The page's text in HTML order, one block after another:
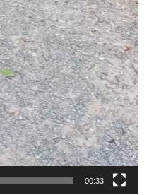
00:33